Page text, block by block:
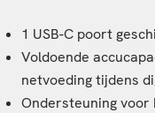
1 USB-C poort
Voldoende
netvoeding tijdens
Ondersteuning voor